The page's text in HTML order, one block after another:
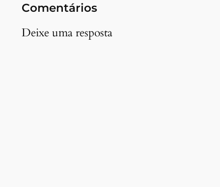
Comentários
Deixe uma resposta